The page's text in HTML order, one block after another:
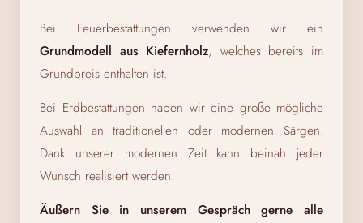
Bei Feuerbestattungen verwenden wir ein
Grundmodell aus Kiefernholz, welches bereits im
Grundpreis enthalten ist.
Bei Erdbestattungen haben wir eine große mögliche
Auswahl an traditionellen oder modernen Särgen.
Dank unserer modernen Zeit kann beinah jeder
Wunsch realisiert werden.
Äußern Sie in unserem Gespräch gerne alle